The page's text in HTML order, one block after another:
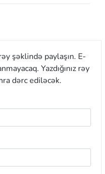
şəklində paylaşın. E-
Yazdığınız rəy
dərc ediləcək.